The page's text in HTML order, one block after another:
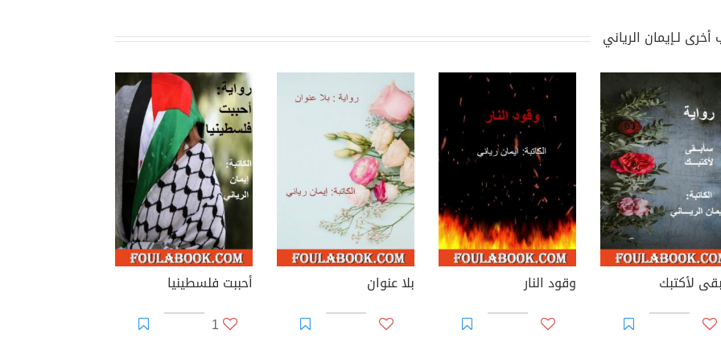
لـإيمان الرياني
لأكتبك وقود النار بلا عنوان
أحببت فلسطينيا
1